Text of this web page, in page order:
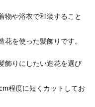
物や浴衣で和装すること
花を使った髪飾りです。
飾りにしたい造花を選び
程度に短くカットしてお